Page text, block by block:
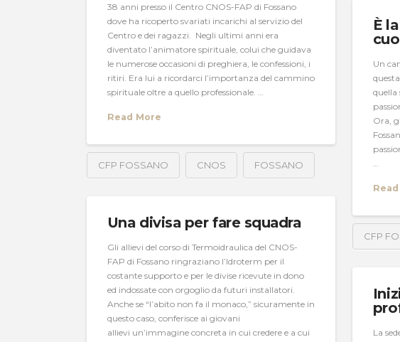
38 anni presso il Centro CNOS-FAP di Fossano
dove ha ricoperto svariati incarichi al servizio del
Centro e dei ragazzi. Negli ultimi anni era
diventato l’animatore spirituale, colui che guidava
le numerose occasioni di preghiera, le confessioni, i
ritiri. Era lui a ricordarci l’importanza del cammino
spirituale oltre a quello professionale. …
Read More
CFP FOSSANO CNOS FOSSANO
È
Un
quella
Ora,
CFP
Una divisa per fare squadra
Gli allievi del corso di Termoidraulica del CNOS-
FAP di Fossano ringraziano l’Idroterm per il
costante supporto e per le divise ricevute in dono
ed indossate con orgoglio da futuri installatori.
Anche se “l’abito non fa il monaco,” sicuramente in
questo caso, conferisce ai giovani
allievi un’immagine concreta in cui credere e a cui
La